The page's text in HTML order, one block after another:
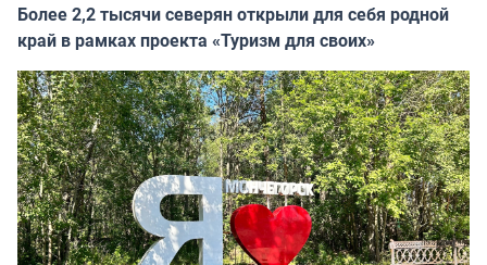
Более 2,2 тысячи северян открыли для себя родной
край в рамках проекта «Туризм для своих»